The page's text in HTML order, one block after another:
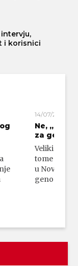
i korisnici
14/07/2026
Ne,
za
Veliki broj
tome da su
u Novom
genocidni